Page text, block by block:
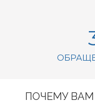
ПОЧЕМУ